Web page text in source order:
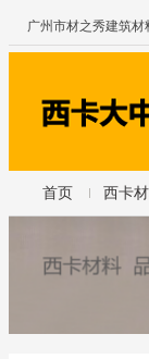
广州市材之秀建筑
首页 西卡